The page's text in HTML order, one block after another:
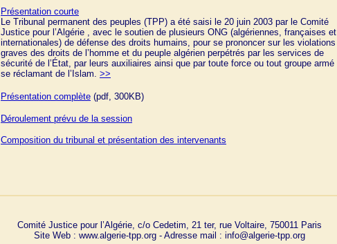
Présentation courte
Le Tribunal permanent des peuples (TPP) a été saisi le 20 juin 2003 par le Comité
Justice pour l’Algérie , avec le soutien de plusieurs ONG (algériennes, françaises et
internationales) de défense des droits humains, pour se prononcer sur les violations
graves des droits de l’homme et du peuple algérien perpétrés par les services de
sécurité de l’État, par leurs auxiliaires ainsi que par toute force ou tout groupe armé
se réclamant de l’Islam. >>
Présentation complète (pdf, 300KB)
Déroulement prévu de la session
Composition du tribunal et présentation des intervenants
Comité Justice pour l’Algérie, c/o Cedetim, 21 ter, rue Voltaire, 750011 Paris
Site Web : www.algerie-tpp.org - Adresse mail : info@algerie-tpp.org